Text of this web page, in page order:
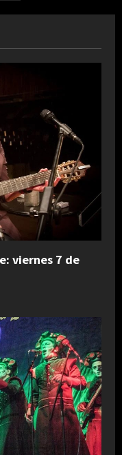
viernes 7 de